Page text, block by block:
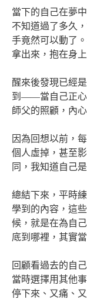
當下的自己在夢
不知道過了多久
手竟然可以動了
拿出來，抱在身
醒來後發現已經
到——當自己正心
師父的照顧，內
因為回想以前，
個人虛掉，甚至
同，我知道自己
總結下來，平時
學到的內容，這
候，就是在為自
底到哪裡，其實
回顧看過去的自
當時選擇用其他
停下來、又痛、